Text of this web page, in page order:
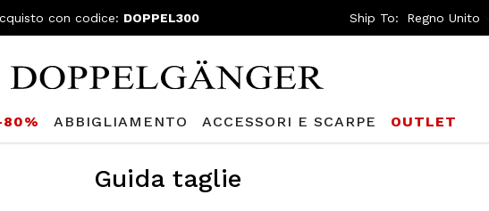
con codice: DOPPEL300 Ship To:
80% ABBIGLIAMENTO ACCESSORI E SCARPE OUTLET
Guida taglie